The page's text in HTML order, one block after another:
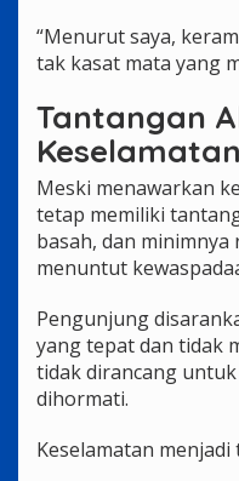
“Menurut saya,
tak kasat mata yang
Tantangan
Keselamatan
Meski menawarkan
tetap memiliki
basah, dan
menuntut
Pengunjung
yang tepat dan tidak
tidak dirancang
dihormati.
Keselamatan